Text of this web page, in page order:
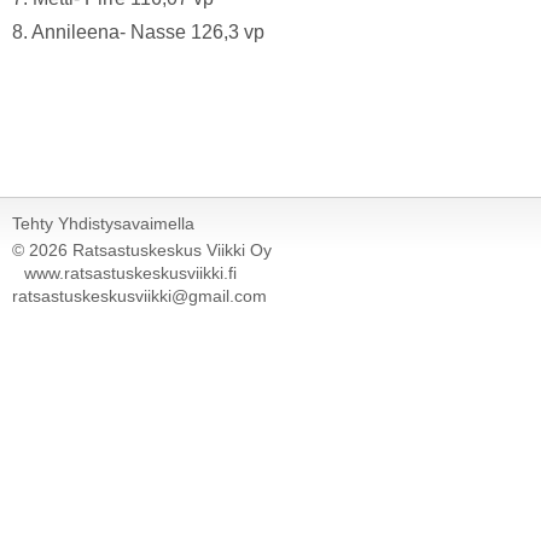
8. Annileena- Nasse 126,3 vp
Tehty Yhdistysavaimella
© 2026 Ratsastuskeskus Viikki Oy
www.ratsastuskeskusviikki.fi
ratsastuskeskusviikki@gmail.com